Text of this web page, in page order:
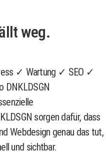
weg.
sorgen dafür, dass
Webdesign genau das tut,
und sichtbar.